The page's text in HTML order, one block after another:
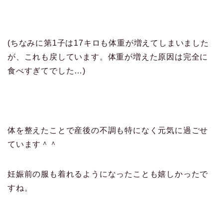
(ちなみに第1子は17キロも体重が増えてしまいました
が、これも戻しています。体重が増えた原因は完全に
食べすぎてでした…)
体を整えたことで産後の不調も特になく元気に過ごせ
ています＾＾
妊娠前の服も着れるようになったことも嬉しかったで
すね。